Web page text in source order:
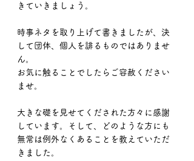
きていきましょう。
時事ネタを取り上げて書きましたが、決
して団体、個人を誹るものではありませ
ん。
お気に触ることでしたらご容赦ください
ませ。
大きな礎を見せてくだされた方々に感謝
しています。そして、どのような方にも
無常は例外なくあることを教えていただ
きました。